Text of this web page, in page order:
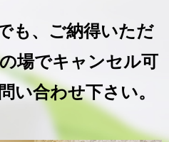
も、ご納得いただ
場でキャンセル可
い合わせ下さい。